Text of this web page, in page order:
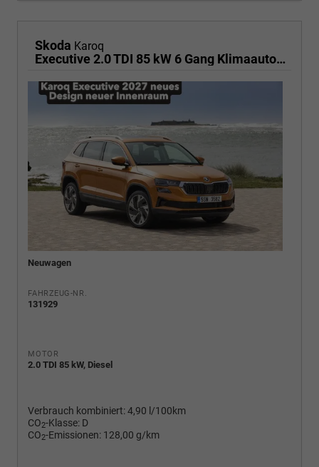
Skoda Karoq
Executive 2.0 TDI 85 kW 6 Gang Klimaautomatik, Metallfarbe, ACC ,PDC v+h, LED, Smart Link, Rückkamera, Sun Set, Reserverad, 4 Jahre Garantie,
Neuwagen
FAHRZEUG-NR.
131929
MOTOR
2.0 TDI 85 kW, Diesel
Verbrauch kombiniert:4,90 l/100km
CO2-Klasse: D
CO2-Emissionen: 128,00 g/km